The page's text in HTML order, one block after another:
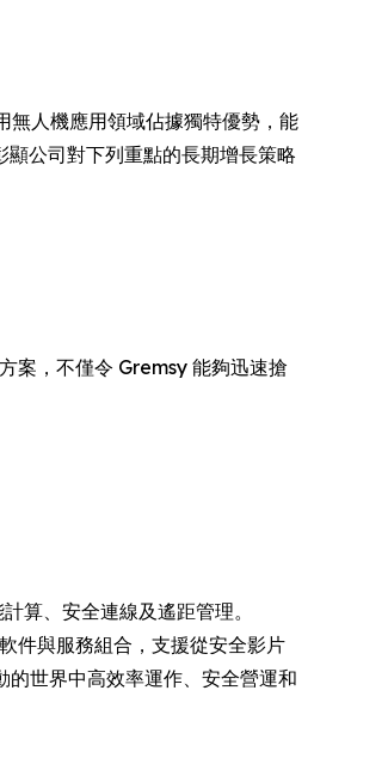
人機應用領域佔據獨特優勢，能
公司對下列重點的長期增長策略
案，不僅令 Gremsy 能夠迅速搶
、安全連線及遙距管理。
件與服務組合，支援從安全影片
世界中高效率運作、安全營運和